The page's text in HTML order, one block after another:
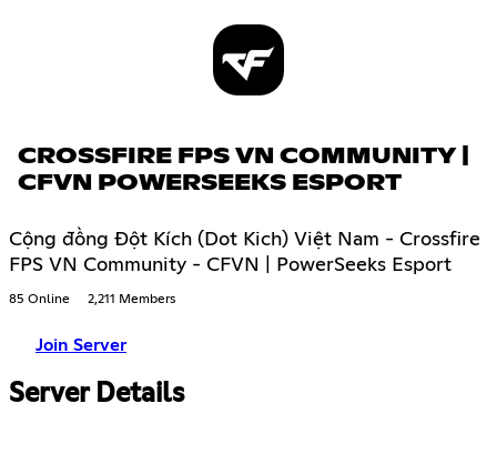
CROSSFIRE FPS VN COMMUNITY |
CFVN POWERSEEKS ESPORT
Cộng đồng Đột Kích (Dot Kich) Việt Nam - Crossfire
FPS VN Community - CFVN | PowerSeeks Esport
85 Online 2,211 Members
Join Server
Server Details